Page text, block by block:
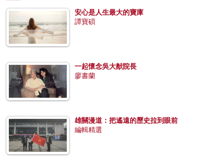
安心是人生最大的寶庫
譚寶碩
一起懷念吳大猷院長
廖書蘭
雄關漫道：把遙遠的歷史拉到眼前
編輯精選